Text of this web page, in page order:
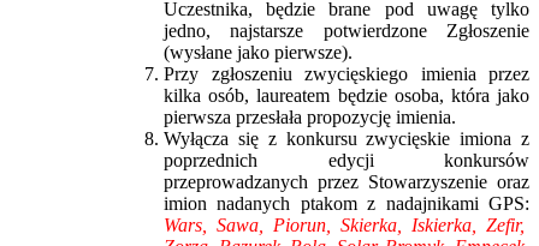
Uczestnika, będzie brane pod uwagę tylko
jedno, najstarsze potwierdzone Zgłoszenie
(wysłane jako pierwsze).
Przy zgłoszeniu zwycięskiego imienia przez
kilka osób, laureatem będzie osoba, która jako
pierwsza przesłała propozycję imienia.
Wyłącza się z konkursu zwycięskie imiona z
poprzednich edycji konkursów
przeprowadzanych przez Stowarzyszenie oraz
imion nadanych ptakom z nadajnikami GPS:
Wars, Sawa, Piorun, Skierka, Iskierka, Zefir,